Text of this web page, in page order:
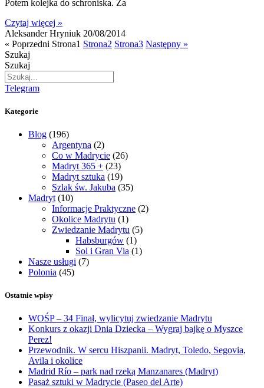
Potem kolejka do schroniska. Za
Czytaj więcej »
Aleksander Hryniuk 20/08/2014
« Poprzedni Strona1 Strona2 Strona3 Następny »
Szukaj
Szukaj
Telegram
Kategorie
Blog (196)
Argentyna (2)
Co w Madrycie (26)
Madryt 365 + (23)
Madryt sztuka (19)
Szlak św. Jakuba (35)
Madryt (10)
Informacje Praktyczne (2)
Okolice Madrytu (1)
Zwiedzanie Madrytu (5)
Habsburgów (1)
Sol i Gran Via (1)
Nasze usługi (7)
Polonia (45)
Ostatnie wpisy
WOŚP – 34 Finał, wylicytuj zwiedzanie Madrytu
Konkurs z okazji Dnia Dziecka – Wygraj bajkę o Myszce
Perez!
Przewodnik. W sercu Hiszpanii. Madryt, Toledo, Segovia,
Avila i okolice
Madrid Río – park nad rzeką Manzanares (Madryt)
Pasaż sztuki w Madrycie (Paseo del Arte)